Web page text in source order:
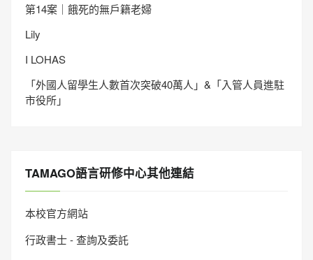
第14案｜餓死的無戶籍老婦
Lily
I LOHAS
「外國人留學生人數首次突破40萬人」&「入管人員進駐
市役所」
TAMAGO語言研修中心其他連結
本校官方網站
行政書士 - 查詢及委託